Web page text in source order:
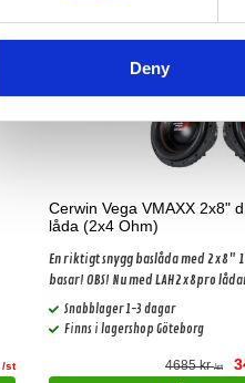
Deny
/st
Cerwin Vega VMAXX 2x8"
låda (2x4 Ohm)
En riktigt snygg baslåda med 2x8"
basar! OBS! Nu med
Snabblager 1-3 dagar
Finns i lagershop Göteborg
4685 kr/st